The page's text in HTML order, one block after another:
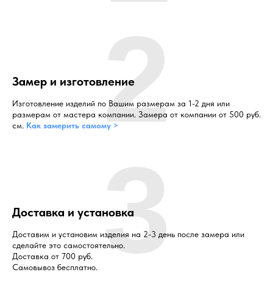
Замер и изготовление
Изготовление изделий по Вашим размерам за 1-2 дня или
размерам от мастера компании. Замера от компании от 500 руб.
см. Как замерить самому >2
Доставка и установка
Доставим и установим изделия на 2-3 день после замера или
сделайте это самостоятельно.
Доставка от 700 руб.
Самовывоз бесплатно. 3